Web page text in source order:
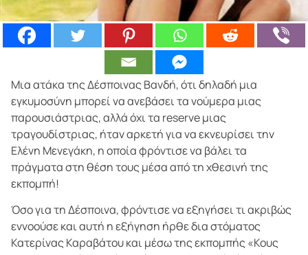
Μια ατάκα της Δέσποινας Βανδή, ότι δηλαδή μια
εγκυμοσύνη μπορεί να ανεβάσει τα νούμερα μιας
παρουσιάστριας, αλλά όχι τα reserve μιας
τραγουδίστριας, ήταν αρκετή για να εκνευρίσει την
Ελένη Μενεγάκη, η οποία φρόντισε να βάλει τα
πράγματα στη θέση τους μέσα από τη χθεσινή της
εκπομπή!
Όσο για τη Δέσποινα, φρόντισε να εξηγήσει τι ακριβώς
εννοούσε και αυτή η εξήγηση ήρθε δια στόματος
Κατερίνας Καραβάτου και μέσω της εκπομπής «Κους